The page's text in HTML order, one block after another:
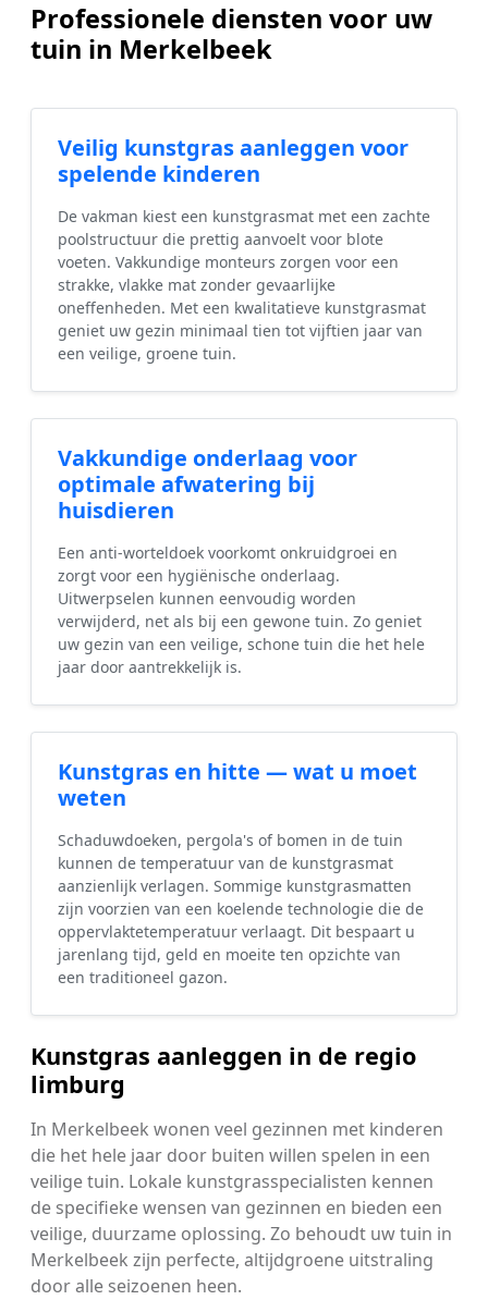
Professionele diensten voor uw
tuin in Merkelbeek
Veilig kunstgras aanleggen voor
spelende kinderen
De vakman kiest een kunstgrasmat met een zachte
poolstructuur die prettig aanvoelt voor blote
voeten. Vakkundige monteurs zorgen voor een
strakke, vlakke mat zonder gevaarlijke
oneffenheden. Met een kwalitatieve kunstgrasmat
geniet uw gezin minimaal tien tot vijftien jaar van
een veilige, groene tuin.
Vakkundige onderlaag voor
optimale afwatering bij
huisdieren
Een anti-worteldoek voorkomt onkruidgroei en
zorgt voor een hygiënische onderlaag.
Uitwerpselen kunnen eenvoudig worden
verwijderd, net als bij een gewone tuin. Zo geniet
uw gezin van een veilige, schone tuin die het hele
jaar door aantrekkelijk is.
Kunstgras en hitte — wat u moet
weten
Schaduwdoeken, pergola's of bomen in de tuin
kunnen de temperatuur van de kunstgrasmat
aanzienlijk verlagen. Sommige kunstgrasmatten
zijn voorzien van een koelende technologie die de
oppervlaktetemperatuur verlaagt. Dit bespaart u
jarenlang tijd, geld en moeite ten opzichte van
een traditioneel gazon.
Kunstgras aanleggen in de regio
limburg
In Merkelbeek wonen veel gezinnen met kinderen
die het hele jaar door buiten willen spelen in een
veilige tuin. Lokale kunstgrasspecialisten kennen
de specifieke wensen van gezinnen en bieden een
veilige, duurzame oplossing. Zo behoudt uw tuin in
Merkelbeek zijn perfecte, altijdgroene uitstraling
door alle seizoenen heen.